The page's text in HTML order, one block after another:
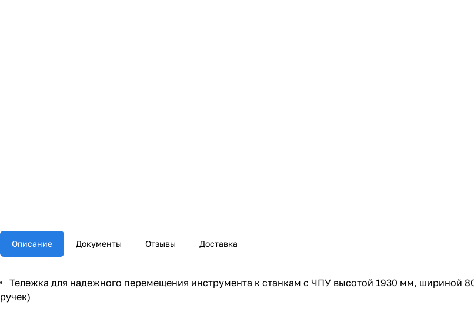
Описание Документы Отзывы Доставка
Тележка для надежного перемещения инструмента к станкам с ЧПУ высотой 1930 мм, шириной
ручек)